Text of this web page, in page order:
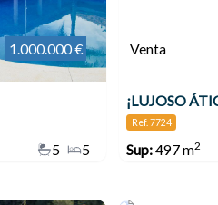
1.000.000 €
5
5
Venta
Ref. 7724
Sup:497 m2